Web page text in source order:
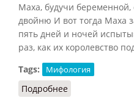
Маха, будучи
двойню И вот тогда Маха
пять дней и ночей
раз, как их королевство
Tags:
Мифология
Подробнее